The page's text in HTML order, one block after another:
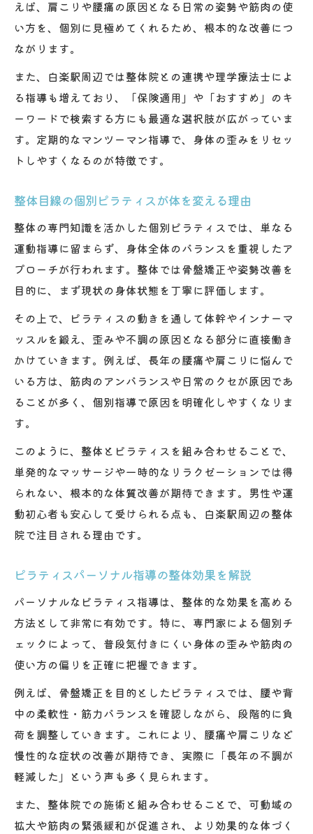
えば、肩こりや腰痛の原因となる日常の姿勢や筋肉の使
い方を、個別に見極めてくれるため、根本的な改善につ
ながります。
また、白楽駅周辺では整体院との連携や理学療法士によ
る指導も増えており、「保険適用」や「おすすめ」のキ
ーワードで検索する方にも最適な選択肢が広がっていま
す。定期的なマンツーマン指導で、身体の歪みをリセッ
トしやすくなるのが特徴です。
整体目線の個別ピラティスが体を変える理由
整体の専門知識を活かした個別ピラティスでは、単なる
運動指導に留まらず、身体全体のバランスを重視したア
プローチが行われます。整体では骨盤矯正や姿勢改善を
目的に、まず現状の身体状態を丁寧に評価します。
その上で、ピラティスの動きを通して体幹やインナーマ
ッスルを鍛え、歪みや不調の原因となる部分に直接働き
かけていきます。例えば、長年の腰痛や肩こりに悩んで
いる方は、筋肉のアンバランスや日常のクセが原因であ
ることが多く、個別指導で原因を明確化しやすくなりま
す。
このように、整体とピラティスを組み合わせることで、
単発的なマッサージや一時的なリラクゼーションでは得
られない、根本的な体質改善が期待できます。男性や運
動初心者も安心して受けられる点も、白楽駅周辺の整体
院で注目される理由です。
ピラティスパーソナル指導の整体効果を解説
パーソナルなピラティス指導は、整体的な効果を高める
方法として非常に有効です。特に、専門家による個別チ
ェックによって、普段気付きにくい身体の歪みや筋肉の
使い方の偏りを正確に把握できます。
例えば、骨盤矯正を目的としたピラティスでは、腰や背
中の柔軟性・筋力バランスを確認しながら、段階的に負
荷を調整していきます。これにより、腰痛や肩こりなど
慢性的な症状の改善が期待でき、実際に「長年の不調が
軽減した」という声も多く見られます。
また、整体院での施術と組み合わせることで、可動域の
拡大や筋肉の緊張緩和が促進され、より効果的な体づく